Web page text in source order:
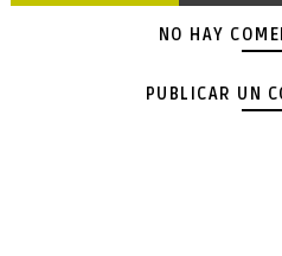
NO HAY
PUBLICAR UN